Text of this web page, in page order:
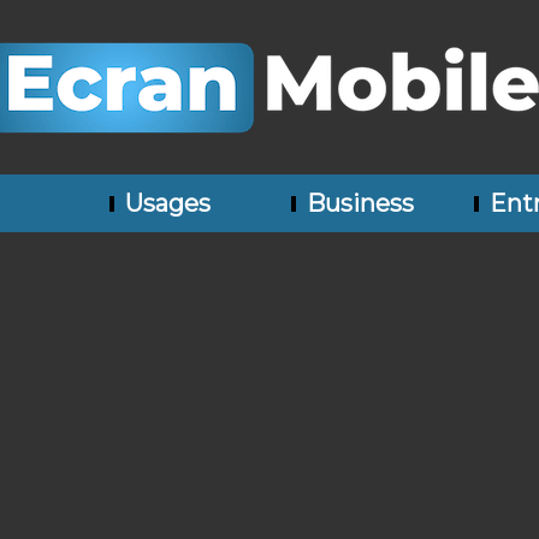
Usages Business